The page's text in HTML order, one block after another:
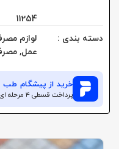
11254
دسته بندی :
لوازم
عمل,
خرید از پیشگام طب
پرداخت قسطی ۴ مرحله ای